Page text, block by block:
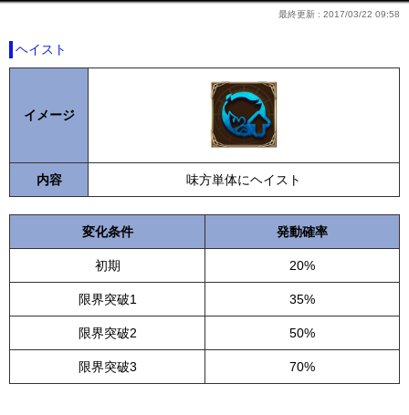
最終更新 : 2017/03/22 09:58
ヘイスト
イメージ
内容 味方単体にヘイスト
変化条件 発動確率
初期 20%
限界突破1 35%
限界突破2 50%
限界突破3 70%